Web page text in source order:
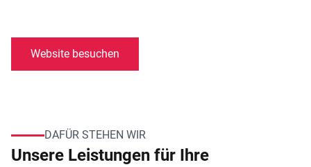
Website besuchen
DAFÜR STEHEN WIR
Unsere Leistungen für Ihre